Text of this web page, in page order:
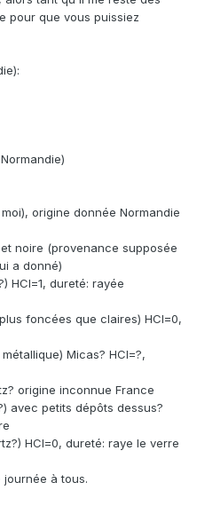
pour que vous puissiez
origine donnée Normandie
(provenance supposée
a donné)
dureté: rayée
que claires) HCl=0,
Micas? HCl=?,
origine inconnue France
petits dépôts dessus?
dureté: raye le verre
à tous.